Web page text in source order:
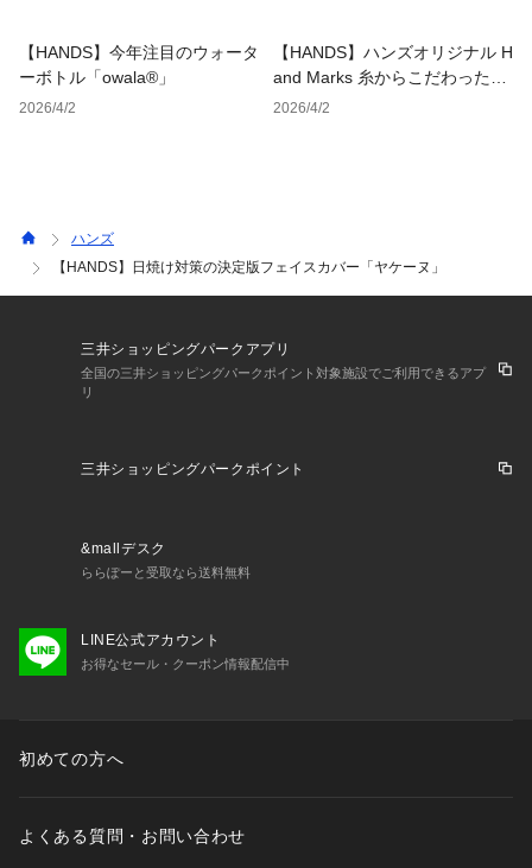
【HANDS】今年注目のウォータ
ーボトル「owala®」
2026/4/2
【HANDS】ハンズオリジナル H
and Marks 糸からこだわったお
肌と髪がよろこぶタオル
2026/4/2
ハンズ
【HANDS】日焼け対策の決定版フェイスカバー「ヤケーヌ」
三井ショッピングパークアプリ
全国の三井ショッピングパークポイント対象施設でご利用できるアプ
リ
三井ショッピングパークポイント
&mallデスク
ららぽーと受取なら送料無料
LINE公式アカウント
お得なセール・クーポン情報配信中
初めての方へ
よくある質問・お問い合わせ